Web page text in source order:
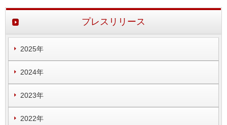
プレスリリース
2025年
2024年
2023年
2022年